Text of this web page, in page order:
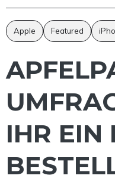
Apple Featured
IHR EIN